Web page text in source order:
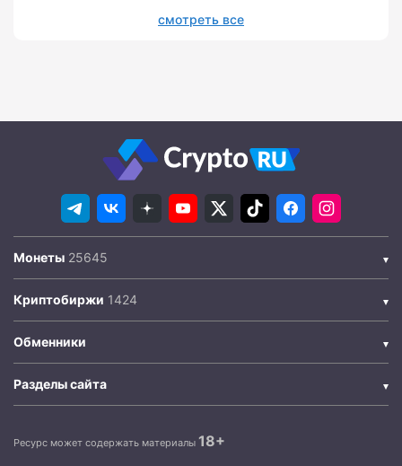
смотреть все
Монеты
Криптобиржи
Обменники
Разделы сайта
Ресурс может содержать материалы 18+